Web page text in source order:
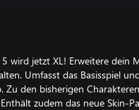
wird jetzt XL! Erweitere dein
Umfasst das Basisspiel
Zu den bisherigen
zudem das neue Skin-